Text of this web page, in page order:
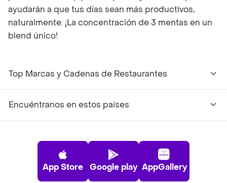
ayudarán a que tus días sean más productivos,
naturalmente. ¡La concentración de 3 mentas en un
blend único!
Top Marcas y Cadenas de Restaurantes
Encuéntranos en estos países
App Store Google play AppGallery